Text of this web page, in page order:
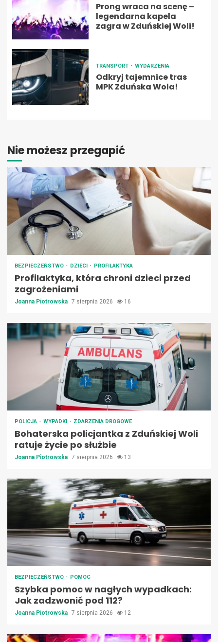
Prong wraca na scenę –
legendarna kapela
zagra w Zduńskiej Woli!
TRANSPORT WYDARZENIA
Odkryj tajemnice tras
MPK Zduńska Wola!
Nie możesz przegapić
BEZPIECZEŃSTWO DZIECI PROFILAKTYKA
Profilaktyka, która chroni dzieci przed
zagrożeniami
Joanna Piotrowska 7 sierpnia 2026 16
POLICJA WYPADKI ZDARZENIA DROGOWE
Bohaterska policjantka z Zduńskiej Woli
ratuje życie po służbie
Joanna Piotrowska 7 sierpnia 2026 13
BEZPIECZEŃSTWO POMOC
Szybka pomoc w nagłych wypadkach:
Jak zadzwonić pod 112?
Joanna Piotrowska 7 sierpnia 2026 12